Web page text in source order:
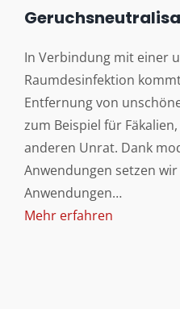
In Verbindung mit einer
Raumdesinfektion
Entfernung von
zum Beispiel für
anderen Unrat. Dank
Anwendungen setzen
Anwendungen…
Mehr erfahren